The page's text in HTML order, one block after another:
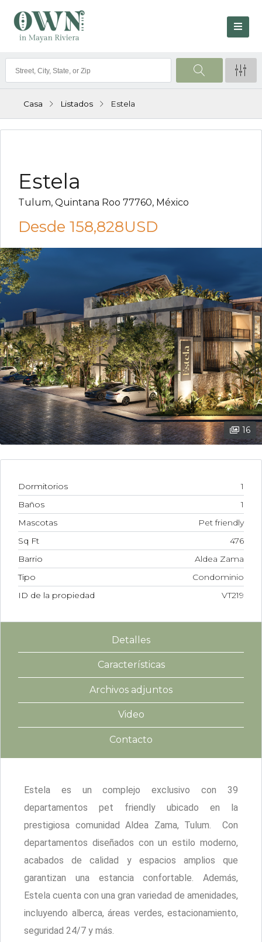
Casa Listados Estela
Estela
Tulum, Quintana Roo 77760, México
Desde 158,828USD
16
Dormitorios
1
Baños
1
Mascotas
Pet friendly
Sq Ft
476
Barrio
Aldea Zama
Tipo
Condominio
ID de la propiedad
VT219
Detalles
Características
Archivos adjuntos
Video
Contacto
Estela es un complejo exclusivo con 39
departamentos pet friendly ubicado en la
prestigiosa comunidad Aldea Zama, Tulum. Con
departamentos diseñados con un estilo moderno,
acabados de calidad y espacios amplios que
garantizan una estancia confortable. Además,
Estela cuenta con una gran variedad de amenidades,
incluyendo alberca, áreas verdes, estacionamiento,
seguridad 24/7 y más.